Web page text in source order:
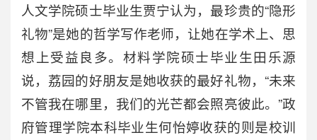
人文学院硕士毕业生贾宁认为，最珍贵的“隐形
礼物”是她的哲学写作老师，让她在学术上、思
想上受益良多。材料学院硕士毕业生田乐源
说，荔园的好朋友是她收获的最好礼物，“未来
不管我在哪里，我们的光芒都会照亮彼此。”政
府管理学院本科毕业生何怡婷收获的则是校训